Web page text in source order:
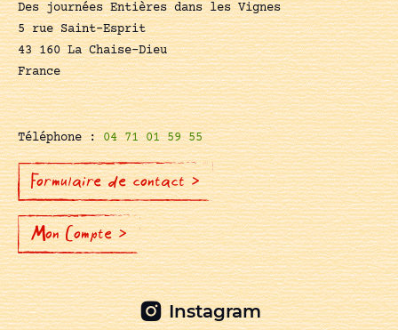
Des journées Entières dans les Vignes
5 rue Saint-Esprit
43 160 La Chaise-Dieu
France
Téléphone :04 71 01 59 55
Formulaire de contact >
Mon Compte >
Instagram